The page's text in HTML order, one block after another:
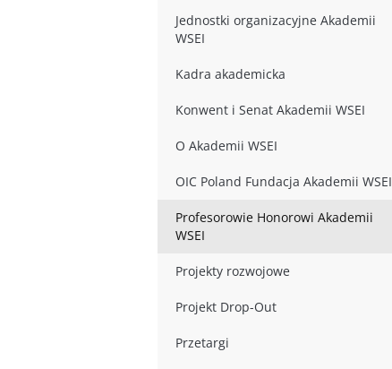
Jednostki organizacyjne Akademii
WSEI
Kadra akademicka
Konwent i Senat Akademii WSEI
O Akademii WSEI
OIC Poland Fundacja Akademii WSEI
Profesorowie Honorowi Akademii
WSEI
Projekty rozwojowe
Projekt Drop-Out
Przetargi